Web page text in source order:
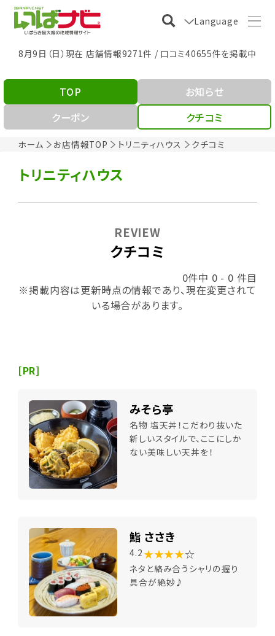
Language
8月9日（日）現在 店舗情報9271件 / 口コミ40655件を掲載中
ホーム お店情報TOP トリニティハウス クチコミ
TOP
お知らせ
クーポン
クチコミ
トリニティハウス
クチコミ
REVIEW
0件中 0 - 0 件目
※掲載内容は更新時点の情報であり、現在変更されて
いる場合があります。
[PR]
みそら亭
名物 塩天丼！こだわり抜いた
新しいスタイルで、ここにしか
ない美味しい天丼を！
鮨 ささき
4.2 ★★★★☆
ネタと絡み合うシャリの握り
具合が絶妙♪